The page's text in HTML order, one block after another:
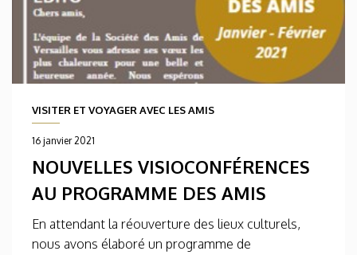
VISITER ET VOYAGER AVEC LES AMIS
16 janvier 2021
NOUVELLES VISIOCONFÉRENCES
AU PROGRAMME DES AMIS
En attendant la réouverture des lieux culturels,
nous avons élaboré un programme de